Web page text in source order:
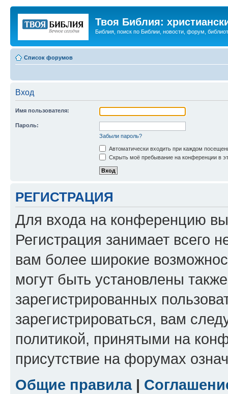
Твоя Библия:
Библия, поиск по Библии, новости, форум,
Список форумов
Вход
Имя пользователя:
Пароль:
Забыли пароль?
Автоматически входить при каждом
Скрыть моё пребывание на конференции в
РЕГИСТРАЦИЯ
Для входа на конференцию
Регистрация занимает всего
вам более широкие
могут быть установлены
зарегистрированных
зарегистрироваться, вам
политикой, принятыми на
присутствие на форумах
Общие правила|